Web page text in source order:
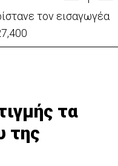
Μηδενική πίστωση
τα
της